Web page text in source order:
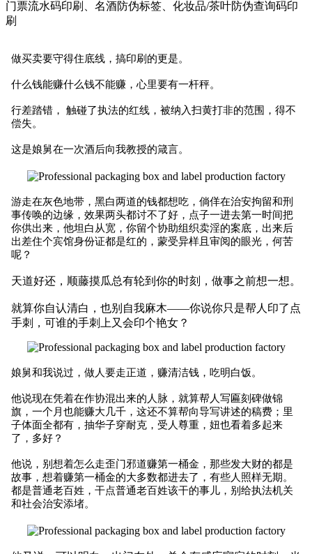
门票流水码印刷、名酒防伪标签、化妆品/茶叶防伪查询码印
刷
做买卖要守得住底线，搞印刷的更是。
什么钱能赚什么钱不能赚，心里要有一杆秤。
行差踏错， 触碰了执法的红线，被纳入扫黄打非的范围，得不
偿失。
这是娘舅在一次酒后向我教授的箴言。
游走在灰色地带，黑白两道的钱都想吃，倘佯在治安拘留和刑
事传唤的边缘，效果两头都讨不了好，点子一进去第一时间把
你供出来，他坦白从宽，你留个协助组织卖淫的案底，出来后
出差住个宾馆身份证都是红的，蒙受异样且审阅的眼光，何苦
呢？
天道好还，顺藤摸瓜总有轮到你的时刻，做事之前想一想。
就算你自认清白，也别自我麻木——你说你只是帮人印了点
手刺，可谁的手刺上又会印个艳女？
娘舅和我说过，做人要走正道，赚清洁钱，吃明白饭。
他说现在凭着在作协混出来的人脉，就算帮人写匾刻碑做锦
旗，一个月也能赚大几千，这还不算帮向导写讲述的稿费；里
子体面全都有，抽华子穿耐克，受人尊重，妞也看着多起来
了，多好？
他说，别想着怎么走歪门邪道赚第一桶金，那些发大财的都是
故事，想着赚第一桶金的大多数都进去了，有些人照样无期。
都是普通老百姓，干点普通老百姓该干的事儿，别给执法机关
和社会治安添堵。